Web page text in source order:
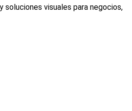
soluciones visuales para negocios,